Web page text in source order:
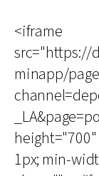
<iframe
src="https://
minapp/
1px; min-